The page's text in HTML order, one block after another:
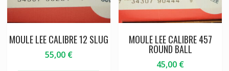
MOULE LEE CALIBRE 12 SLUG
55,00 €
MOULE LEE CALIBRE 457
ROUND BALL
45,00 €